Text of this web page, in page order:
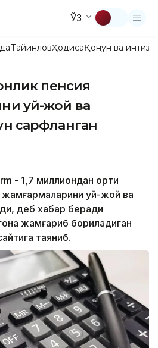
ЎЗ
ТайинловҲодисаҚонун ва
пенсия
уй-жой ва
сарфланган
- 1,7 миллиондан ортиқ
жамғармаларини уй-жой ва
деб хабар беради
жамғариб бориладиган
таяниб.